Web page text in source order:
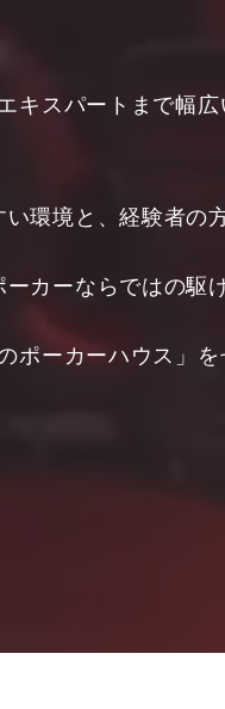
キスパートまで幅
環境と、経験者の
カーならではの駆
ーカーハウス」を